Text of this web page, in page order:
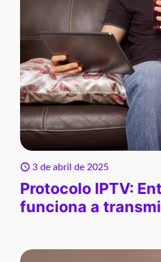
3 de abril de 2025
Protocolo IPTV:
funciona a